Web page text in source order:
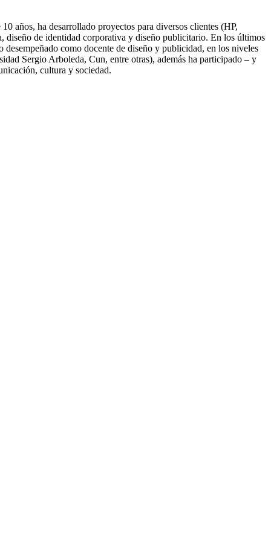
años, ha desarrollado proyectos para diversos clientes (HP,
de identidad corporativa y diseño publicitario. En los últimos
como docente de diseño y publicidad, en los niveles
Sergio Arboleda, Cun, entre otras), además ha participado – y
cultura y sociedad.